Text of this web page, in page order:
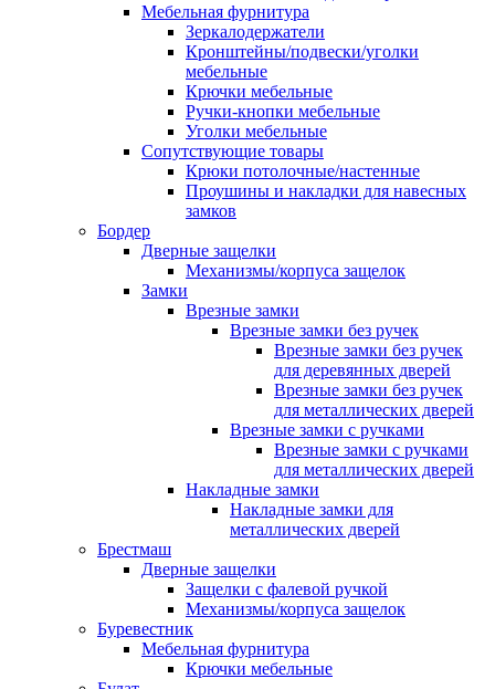
Мебельная фурнитура
Зеркалодержатели
Кронштейны/подвески/уголки
мебельные
Крючки мебельные
Ручки-кнопки мебельные
Уголки мебельные
Сопутствующие товары
Крюки потолочные/настенные
Проушины и накладки для навесных
замков
Бордер
Дверные защелки
Механизмы/корпуса защелок
Замки
Врезные замки
Врезные замки без ручек
Врезные замки без ручек
для деревянных дверей
Врезные замки без ручек
для металлических дверей
Врезные замки с ручками
Врезные замки с ручками
для металлических дверей
Накладные замки
Накладные замки для
металлических дверей
Брестмаш
Дверные защелки
Защелки с фалевой ручкой
Механизмы/корпуса защелок
Буревестник
Мебельная фурнитура
Крючки мебельные